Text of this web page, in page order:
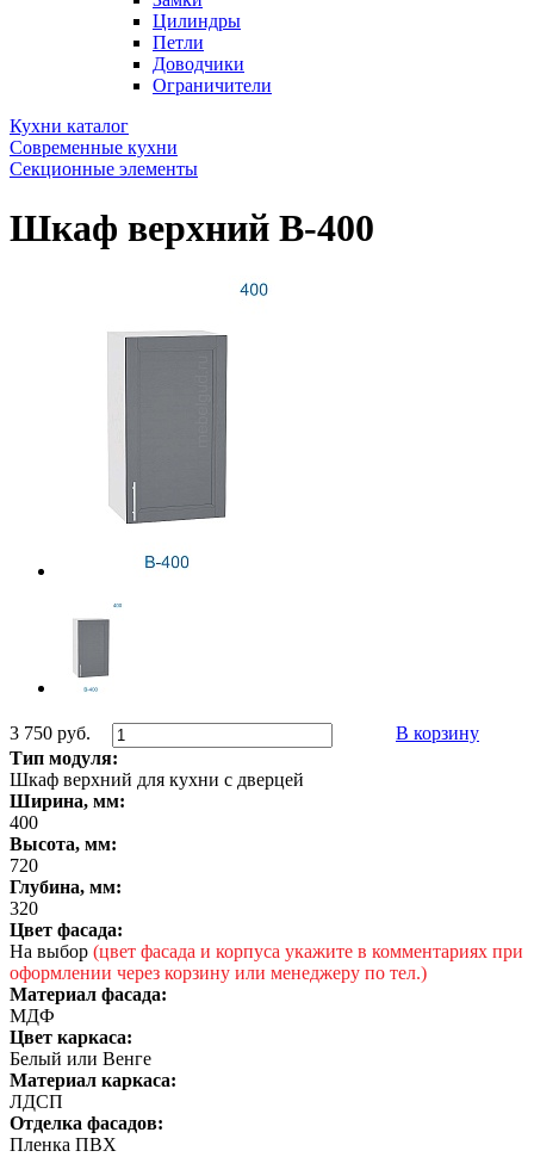
Цилиндры
Петли
Доводчики
Ограничители
Кухни каталог
Современные кухни
Секционные элементы
Шкаф верхний В-400
3 750 руб.
В корзину
Тип модуля:
Шкаф верхний для кухни с дверцей
Ширина, мм:
400
Высота, мм:
720
Глубина, мм:
320
Цвет фасада:
На выбор (цвет фасада и корпуса укажите в комментариях при
оформлении через корзину или менеджеру по тел.)
Материал фасада:
МДФ
Цвет каркаса:
Белый или Венге
Материал каркаса:
ЛДСП
Отделка фасадов:
Пленка ПВХ